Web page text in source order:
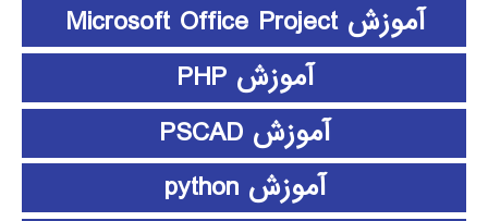
آموزش Microsoft Office Project
آموزش PHP
آموزش PSCAD
آموزش python